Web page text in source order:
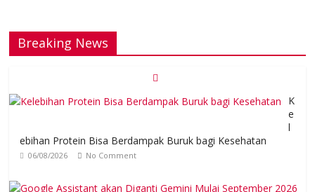
Breaking News
K
e
l
ebihan Protein Bisa Berdampak Buruk bagi Kesehatan
06/08/2026 No Comment